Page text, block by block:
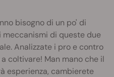
bisogno di un po' di
di queste due
Analizzate i pro e contro
coltivare! Man mano che il
esperienza, cambierete